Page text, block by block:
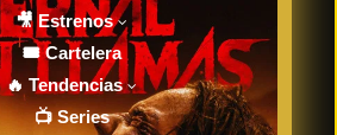
🎥 Estrenos
🎟️ Cartelera
🔥 Tendencias
📺 Series